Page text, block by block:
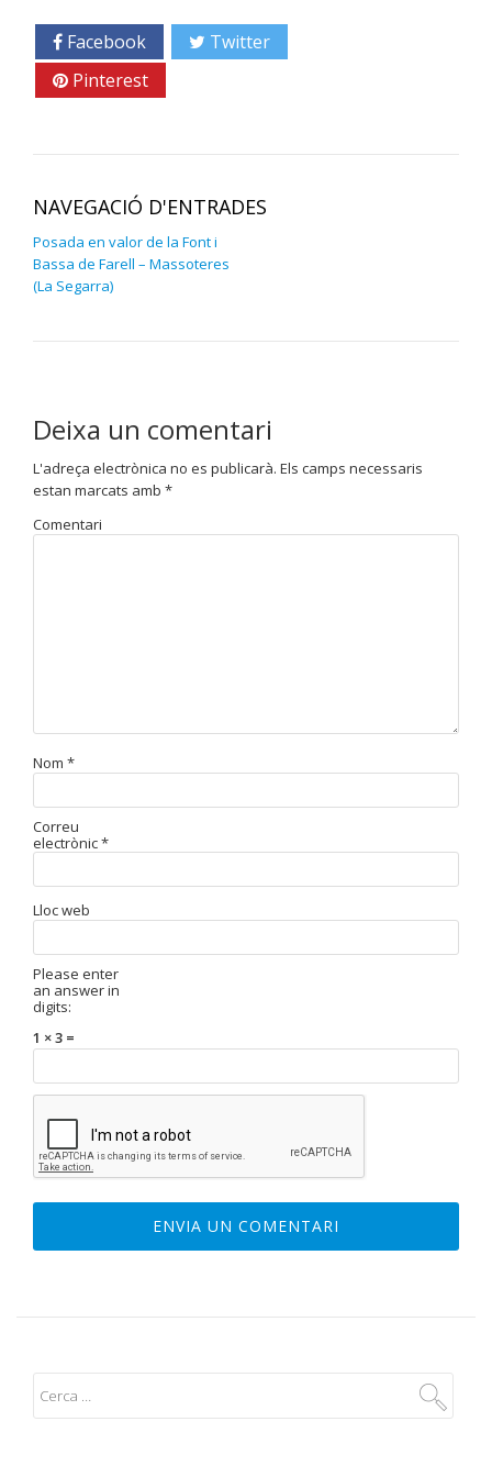
Facebook Twitter
Pinterest
NAVEGACIÓ D'ENTRADES
Posada en valor de la Font i
Bassa de Farell – Massoteres
(La Segarra)
Deixa un comentari
L'adreça electrònica no es publicarà. Els camps necessaris
estan marcats amb *
Comentari
Nom *
Correu
electrònic*
Lloc web
Please enter
an answer in
digits:
1 × 3 =